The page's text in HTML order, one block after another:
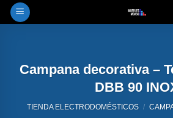
Saltar
al
Campana decorativa –
DBB 90
TIENDA ELECTRODOMÉSTICOS /